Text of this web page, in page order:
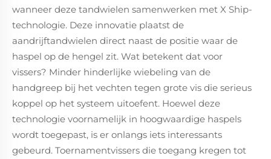
wanneer deze tandwielen samenwerken met X Ship-
technologie. Deze innovatie plaatst de
aandrijftandwielen direct naast de positie waar de
haspel op de hengel zit. Wat betekent dat voor
vissers? Minder hinderlijke wiebeling van de
handgreep bij het vechten tegen grote vis die serieus
koppel op het systeem uitoefent. Hoewel deze
technologie voornamelijk in hoogwaardige haspels
wordt toegepast, is er onlangs iets interessants
gebeurd. Toernamentvissers die toegang kregen tot